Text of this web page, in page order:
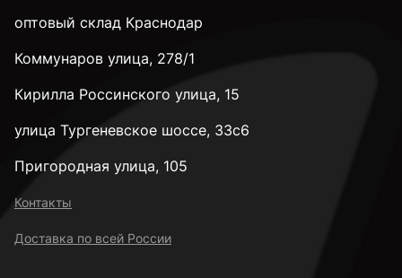
оптовый склад Краснодар
Коммунаров улица, 278/1
Кирилла Россинского улица, 15
улица Тургеневское шоссе, 33с6
Пригородная улица, 105
Контакты
Доставка по всей России